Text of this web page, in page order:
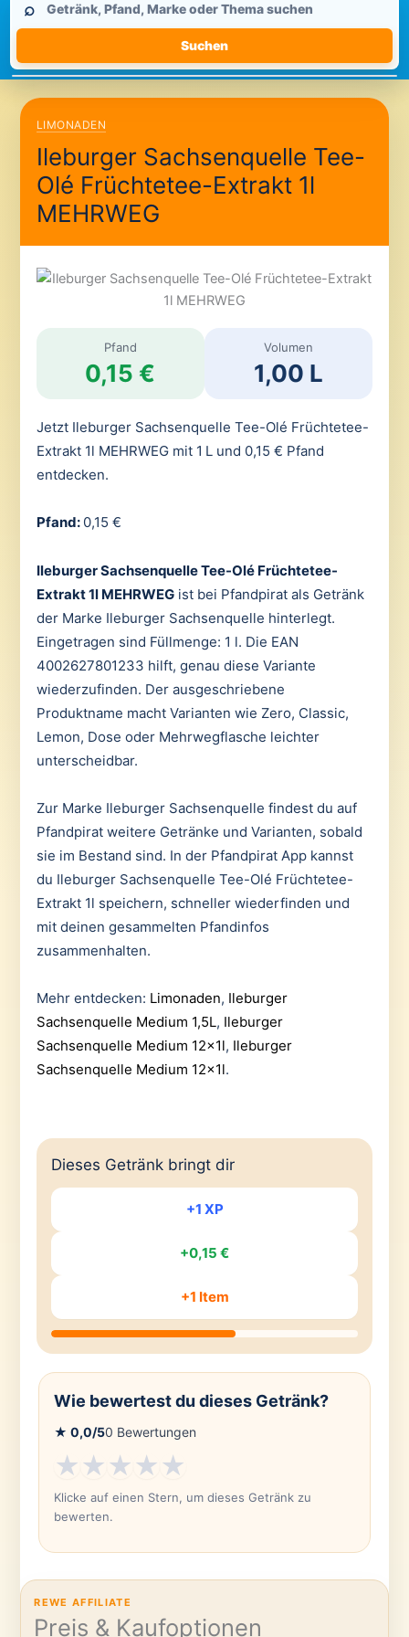
durchsuchen
⌕
Suchen
LIMONADEN
Ileburger Sachsenquelle Tee-
Olé Früchtetee-Extrakt 1l
MEHRWEG
Pfand
0,15 €
Volumen
1,00 L
Jetzt Ileburger Sachsenquelle Tee-Olé Früchtetee-
Extrakt 1l MEHRWEG mit 1 L und 0,15 € Pfand
entdecken.
Pfand: 0,15 €
Ileburger Sachsenquelle Tee-Olé Früchtetee-
Extrakt 1l MEHRWEGist bei Pfandpirat als Getränk
der Marke Ileburger Sachsenquelle hinterlegt.
Eingetragen sind Füllmenge: 1 l. Die EAN
4002627801233 hilft, genau diese Variante
wiederzufinden. Der ausgeschriebene
Produktname macht Varianten wie Zero, Classic,
Lemon, Dose oder Mehrwegflasche leichter
unterscheidbar.
Zur Marke Ileburger Sachsenquelle findest du auf
Pfandpirat weitere Getränke und Varianten, sobald
sie im Bestand sind. In der Pfandpirat App kannst
du Ileburger Sachsenquelle Tee-Olé Früchtetee-
Extrakt 1l speichern, schneller wiederfinden und
mit deinen gesammelten Pfandinfos
zusammenhalten.
Mehr entdecken: Limonaden, Ileburger
Sachsenquelle Medium 1,5L, Ileburger
Sachsenquelle Medium 12x1l, Ileburger
Sachsenquelle Medium 12x1l.
Dieses Getränk bringt dir
+1 XP
+0,15 €
+1 Item
Wie bewertest du dieses Getränk?
★ 0,0/50 Bewertungen
★★★★★
Klicke auf einen Stern, um dieses Getränk zu
bewerten.
REWE AFFILIATE
Preis & Kaufoptionen